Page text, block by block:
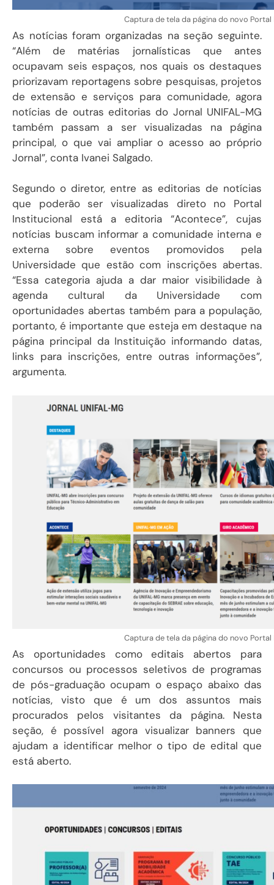
Captura de tela da página do novo
As notícias foram organizadas na seção seguinte.
“Além de matérias jornalísticas que antes
ocupavam seis espaços, nos quais os destaques
priorizavam reportagens sobre pesquisas, projetos
de extensão e serviços para comunidade, agora
notícias de outras editorias do Jornal UNIFAL-MG
também passam a ser visualizadas na página
principal, o que vai ampliar o acesso ao próprio
Jornal”, conta Ivanei Salgado.
Segundo o diretor, entre as editorias de notícias
que poderão ser visualizadas direto no Portal
Institucional está a editoria “Acontece”, cujas
notícias buscam informar a comunidade interna e
externa sobre eventos promovidos pela
Universidade que estão com inscrições abertas.
“Essa categoria ajuda a dar maior visibilidade à
agenda cultural da Universidade com
oportunidades abertas também para a população,
portanto, é importante que esteja em destaque na
página principal da Instituição informando datas,
links para inscrições, entre outras informações”,
argumenta.
Captura de tela da página do novo
As oportunidades como editais abertos para
concursos ou processos seletivos de programas
de pós-graduação ocupam o espaço abaixo das
notícias, visto que é um dos assuntos mais
procurados pelos visitantes da página. Nesta
seção, é possível agora visualizar banners que
ajudam a identificar melhor o tipo de edital que
está aberto.